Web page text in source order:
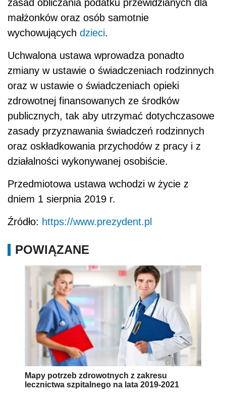
zasad obliczania podatku przewidzianych dla
małżonków oraz osób samotnie
wychowujących dzieci.
Uchwalona ustawa wprowadza ponadto
zmiany w ustawie o świadczeniach rodzinnych
oraz w ustawie o świadczeniach opieki
zdrowotnej finansowanych ze środków
publicznych, tak aby utrzymać dotychczasowe
zasady przyznawania świadczeń rodzinnych
oraz oskładkowania przychodów z pracy i z
działalności wykonywanej osobiście.
Przedmiotowa ustawa wchodzi w życie z
dniem 1 sierpnia 2019 r.
Źródło: https://www.prezydent.pl
POWIĄZANE
Mapy potrzeb zdrowotnych z zakresu
lecznictwa szpitalnego na lata 2019-2021